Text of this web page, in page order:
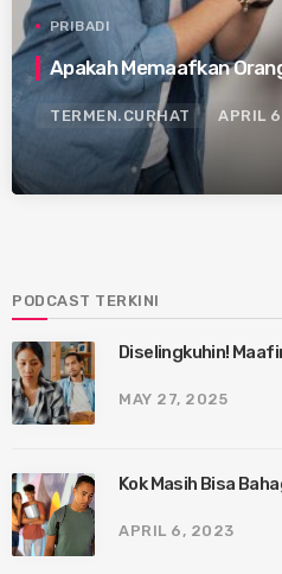
PRIBADI
Apakah Memaafkan
TERMEN.CURHAT APRIL
PODCAST TERKINI
Diselingkuhin!
MAY 27, 2025
Kok Masih Bisa
APRIL 6, 2023